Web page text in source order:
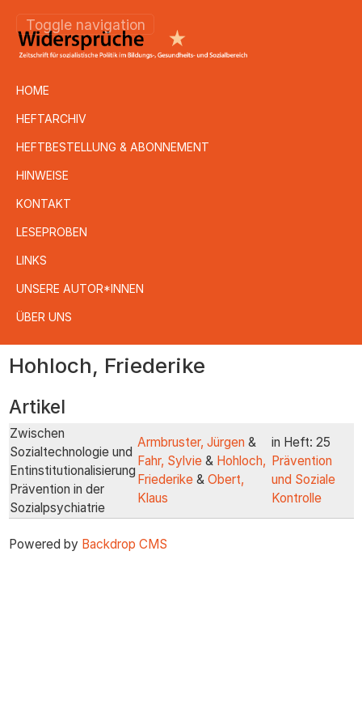
Toggle navigation
HOME
HEFTARCHIV
HEFTBESTELLUNG & ABONNEMENT
HINWEISE
KONTAKT
LESEPROBEN
LINKS
UNSERE AUTOR*INNEN
ÜBER UNS
zum
Hohloch, Friederike
Artikel
Zwischen
Sozialtechnologie und
Entinstitutionalisierung
Prävention in der
Sozialpsychiatrie
Armbruster, Jürgen &
Fahr, Sylvie& Hohloch,
Friederike& Obert,
Klaus
in Heft: 25
Prävention
und Soziale
Kontrolle
Powered by Backdrop CMS